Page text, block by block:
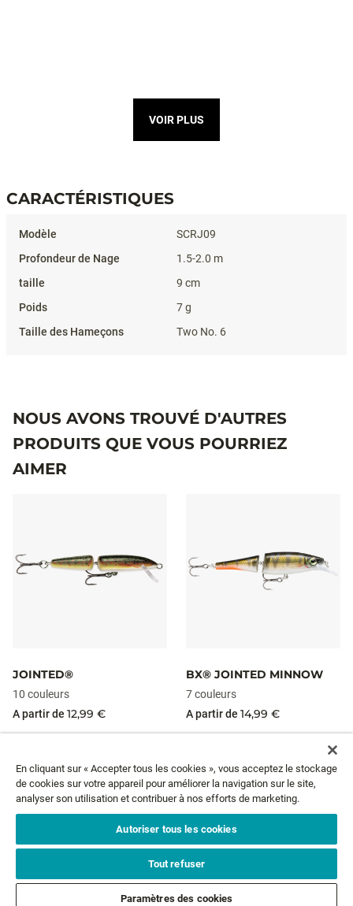
VOIR PLUS
CARACTÉRISTIQUES
SCRJ09
1.5-2.0 m
9 cm
7 g
Two No. 6
NOUS AVONS TROUVÉ D'AUTRES
PRODUITS QUE VOUS POURRIEZ
AIMER
JOINTED®
10 couleurs
A partir de 12,99 €
BX® JOINTED MINNOW
7 couleurs
A partir de 14,99 €
NEWSLETTER
Email* ABONNEZ-VOUS
SERVICE CLIENTS
En cliquant sur « Accepter tous les cookies », vous acceptez le stockage
de cookies sur votre appareil pour améliorer la navigation sur le site,
analyser son utilisation et contribuer à nos efforts de marketing.
Autoriser tous les cookies
Tout refuser
Paramètres des cookies